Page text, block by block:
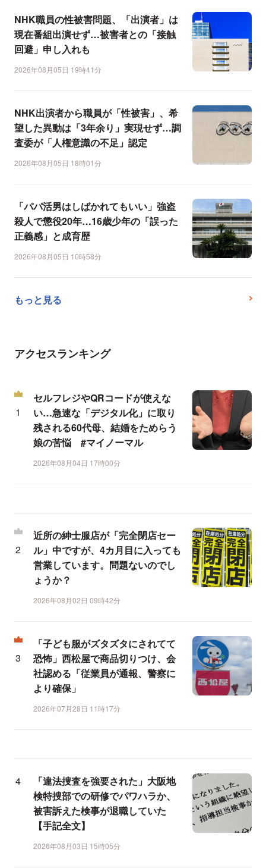
NHK職員の性被害問題、「出演者」は
現在番組出演せず…被害者との「接触
回避」申し入れも
2026年08月05日 19時41分
NHK出演者から職員が「性被害」、希
望した異動は「3年余り」実現せず…調
査委が「人権意識の不足」認定
2026年08月05日 18時01分
「パパ活男はしばかれてもいい」強盗
殺人で懲役20年…16歳少年の「誤った
正義感」と成育歴
2026年08月05日 10時58分
もっと見る
アクセスランキング
セルフレジやQRコードが使えな
い…急速な「デジタル化」に取り
残される60代母、結婚をためらう
娘の苦悩 #マイノーマル
2026年08月04日 17時00分
近所の紳士服店が「完全閉店セー
ル」中ですが、4カ月目に入っても
営業しています。問題ないのでし
ょうか？
2026年08月02日 09時42分
「子ども服がズタズタにされてて
恐怖」西松屋で商品切りつけ、会
社認める「従業員が通報、警察に
より確保」
2026年07月28日 11時17分
「違法捜査を強要された」大阪地
検特捜部での研修でパワハラか、
被害訴えた検事が退職していた
【手記全文】
2026年08月03日 15時05分